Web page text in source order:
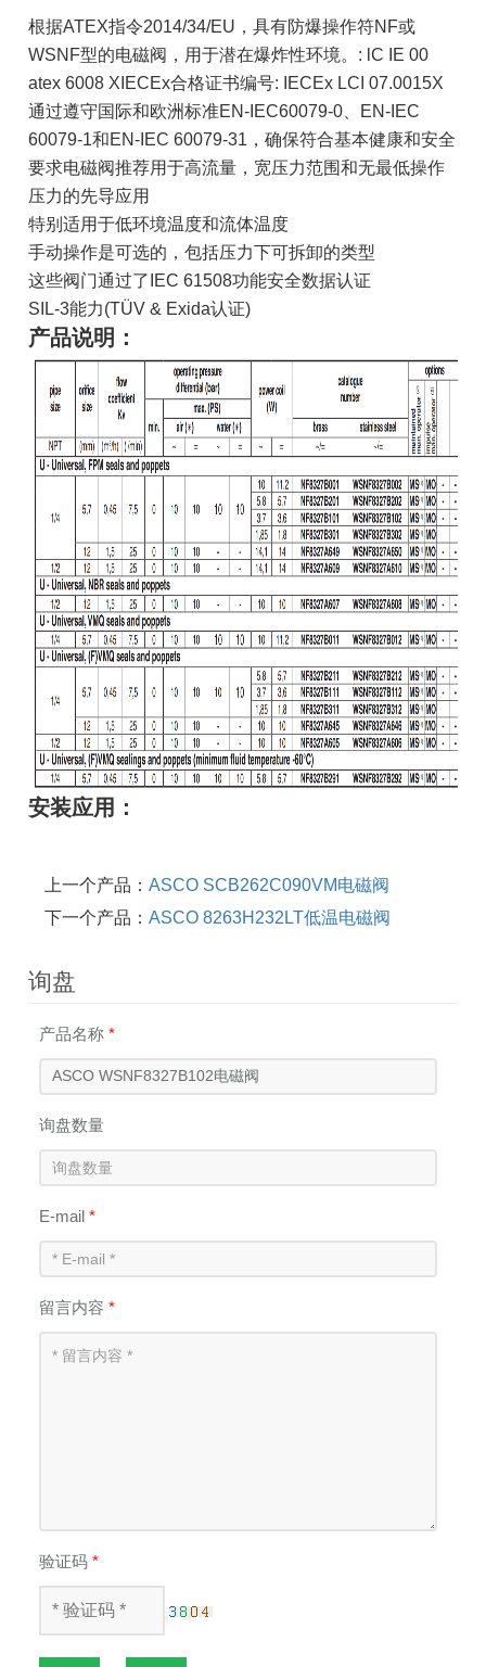
根据ATEX指令2014/34/EU，具有防爆操作符NF或
WSNF型的电磁阀，用于潜在爆炸性环境。: lC IE 00
atex 6008 X IECEx合格证书编号: IECEx LCI 07.0015X
通过遵守国际和欧洲标准EN-IEC60079-0、EN-IEC
60079-1和EN-IEC 60079-31，确保符合基本健康和安全
要求电磁阀推荐用于高流量，宽压力范围和无最低操作
压力的先导应用
特别适用于低环境温度和流体温度
手动操作是可选的，包括压力下可拆卸的类型
这些阀门通过了IEC 61508功能安全数据认证
SIL-3能力(TÜV & Exida认证)
产品说明：
安装应用：
上一个产品：ASCO SCB262C090VM电磁阀
下一个产品：ASCO 8263H232LT低温电磁阀
询盘
产品名称*
询盘数量
E-mail*
留言内容*
验证码*